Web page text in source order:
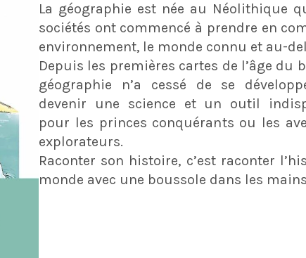
La géographie est née au Néolithique
sociétés ont commencé à prendre en
environnement, le monde connu et au-
Depuis les premières cartes de l’âge du
géographie n’a cessé de se
devenir une science et un outil
pour les princes conquérants ou les
explorateurs.
Raconter son histoire, c’est raconter
monde avec une boussole dans les